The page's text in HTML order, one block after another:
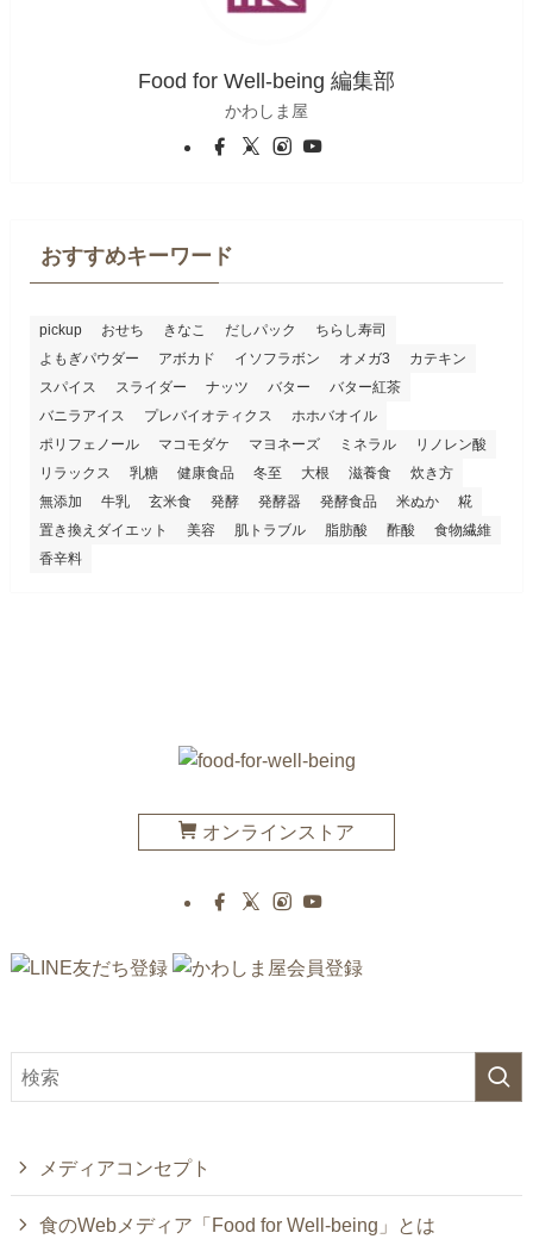
Food for Well-being 編集部
かわしま屋
おすすめキーワード
pickup おせち きなこ だしパック
ちらし寿司
よもぎパウダー
アボカド イソフラボン オメガ3
カテキン
スパイス
スライダー ナッツ バター
バター紅茶
バニラアイス
プレバイオティクス
ホホバオイル
ポリフェノール
マコモダケ マヨネーズ ミネラル
リノレン酸
リラックス
乳糖 健康食品 冬至 大根 滋養食
炊き方
無添加
牛乳 玄米食 発酵 発酵器 発酵食品 米ぬか
糀
置き換えダイエット
美容 肌トラブル 脂肪酸 酢酸
食物繊維
香辛料
オンラインストア
メディアコンセプト
食のWebメディア「Food for Well-being」とは